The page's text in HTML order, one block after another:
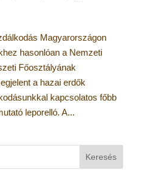
Magyarországon
hasonlóan a Nemzeti
Főosztályának
a hazai erdők
kapcsolatos főbb
leporelló. A...